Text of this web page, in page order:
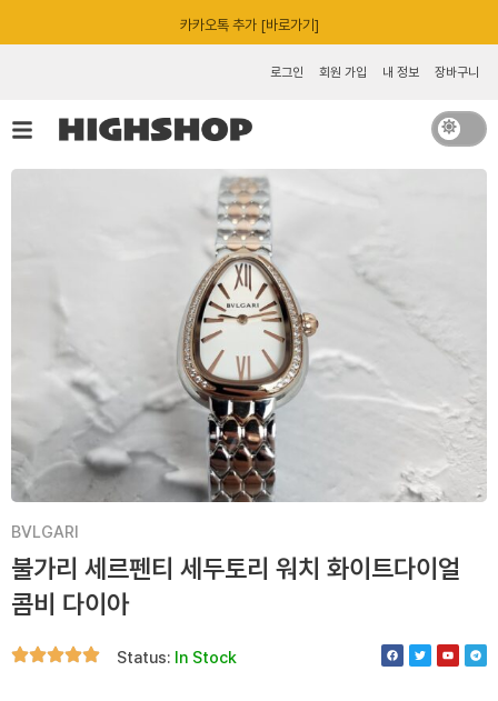
건
너
뛰
로그인 회원 가입 내 정보 장바구니
BVLGARI
불가리 세르펜티 세두토리 워치 화이트다이얼
콤비 다이아
Status: In Stock
F
a
c
T
w
i
Y
o
u
T
e
l